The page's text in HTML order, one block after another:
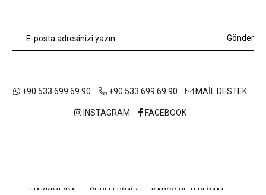
Gönder
+90 533 699 69 90 +90 533 699 69 90 MAİL DESTEK
INSTAGRAM FACEBOOK
HAKKIMIZDA ŞUBELERIMIZ
KARGO VE TESLIMAT